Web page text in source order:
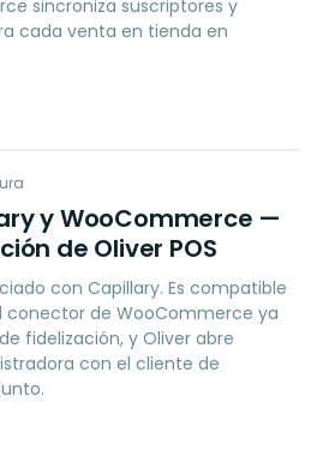
sincroniza suscriptores y
cada venta en tienda en
y WooCommerce —
de Oliver POS
con Capillary. Es compatible
conector de WooCommerce ya
fidelización, y Oliver abre
con el cliente de